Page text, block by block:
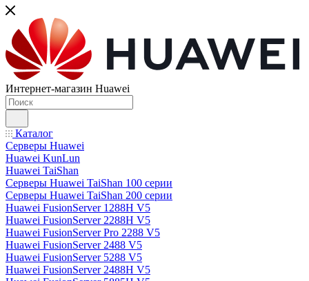
Интернет-магазин Huawei
Каталог
Серверы Huawei
Huawei KunLun
Huawei TaiShan
Серверы Huawei TaiShan 100 серии
Серверы Huawei TaiShan 200 серии
Huawei FusionServer 1288H V5
Huawei FusionServer 2288H V5
Huawei FusionServer Pro 2288 V5
Huawei FusionServer 2488 V5
Huawei FusionServer 5288 V5
Huawei FusionServer 2488H V5